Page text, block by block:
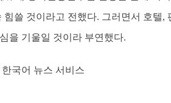
힘쓸 것이라고 전했다. 그러면서 호텔
을 기울일 것이라 부연했다.
국어 뉴스 서비스